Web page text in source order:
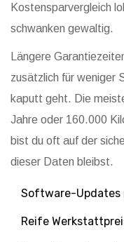
Kostensparvergleich
schwanken gewaltig.
Längere
zusätzlich für weniger
kaputt geht. Die
Jahre oder 160.000
bist du oft auf der
dieser Daten bleibst.
Software-Updates
Reife